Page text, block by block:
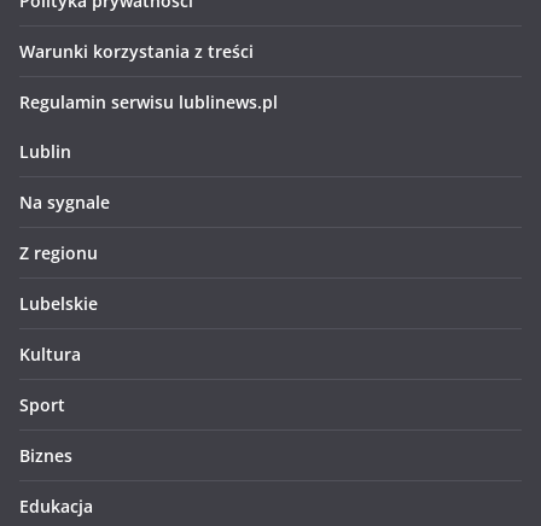
Warunki korzystania z treści
Regulamin serwisu lublinews.pl
Lublin
Na sygnale
Z regionu
Lubelskie
Kultura
Sport
Biznes
Edukacja